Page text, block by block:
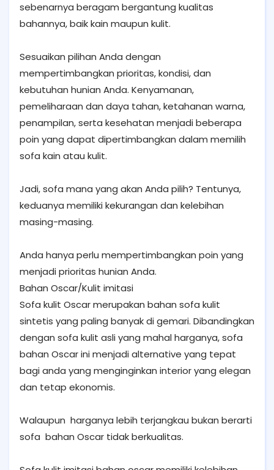
sebenarnya beragam bergantung kualitas
bahannya, baik kain maupun kulit.
Sesuaikan pilihan Anda dengan
mempertimbangkan prioritas, kondisi, dan
kebutuhan hunian Anda. Kenyamanan,
pemeliharaan dan daya tahan, ketahanan warna,
penampilan, serta kesehatan menjadi beberapa
poin yang dapat dipertimbangkan dalam memilih
sofa kain atau kulit.
Jadi, sofa mana yang akan Anda pilih? Tentunya,
keduanya memiliki kekurangan dan kelebihan
masing-masing.
Anda hanya perlu mempertimbangkan poin yang
menjadi prioritas hunian Anda.
Bahan Oscar/Kulit imitasi
Sofa kulit Oscar merupakan bahan sofa kulit
sintetis yang paling banyak di gemari. Dibandingkan
dengan sofa kulit asli yang mahal harganya, sofa
bahan Oscar ini menjadi alternative yang tepat
bagi anda yang menginginkan interior yang elegan
dan tetap ekonomis.
Walaupun harganya lebih terjangkau bukan berarti
sofa bahan Oscar tidak berkualitas.